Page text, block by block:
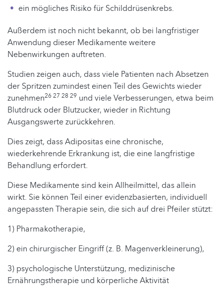
ein mögliches Risiko für Schilddrüsenkrebs.
Außerdem ist noch nicht bekannt, ob bei langfristiger
Anwendung dieser Medikamente weitere
Nebenwirkungen auftreten.
Studien zeigen auch, dass viele Patienten nach Absetzen
der Spritzen zumindest einen Teil des Gewichts wieder
zunehmen26 27 28 29 und viele Verbesserungen, etwa beim
Blutdruck oder Blutzucker, wieder in Richtung
Ausgangswerte zurückkehren.
Dies zeigt, dass Adipositas eine chronische,
wiederkehrende Erkrankung ist, die eine langfristige
Behandlung erfordert.
Diese Medikamente sind kein Allheilmittel, das allein
wirkt. Sie können Teil einer evidenzbasierten, individuell
angepassten Therapie sein, die sich auf drei Pfeiler stützt:
1) Pharmakotherapie,
2) ein chirurgischer Eingriff (z. B. Magenverkleinerung),
3) psychologische Unterstützung, medizinische
Ernährungstherapie und körperliche Aktivität